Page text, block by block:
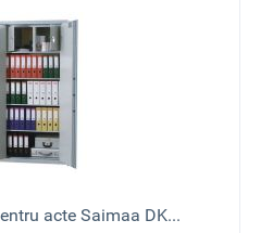
acte Saimaa DK...